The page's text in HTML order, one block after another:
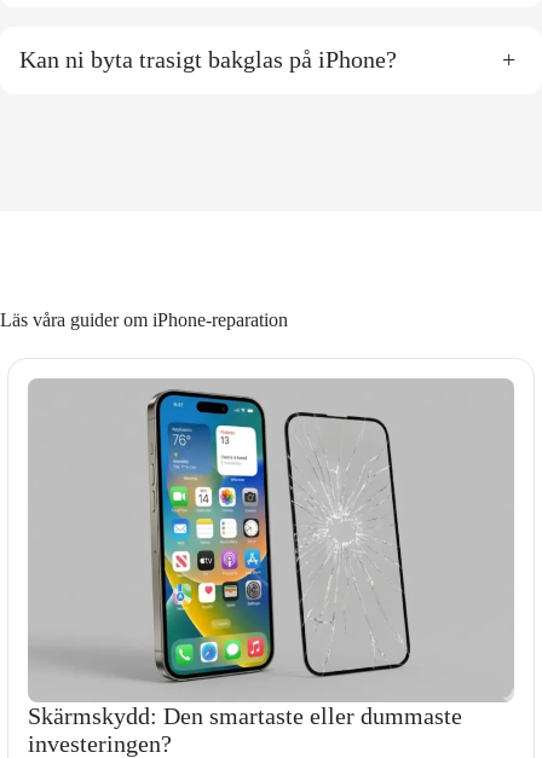
Kan ni byta trasigt bakglas på iPhone? +
Läs våra guider om iPhone-reparation
Skärmskydd: Den smartaste eller dummaste
investeringen?